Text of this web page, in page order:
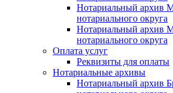
Нотариальный архив
нотариального округа
Нотариальный архив
нотариального округа
Оплата услуг
Реквизиты для оплаты
Нотариальные архивы
Нотариальный архив